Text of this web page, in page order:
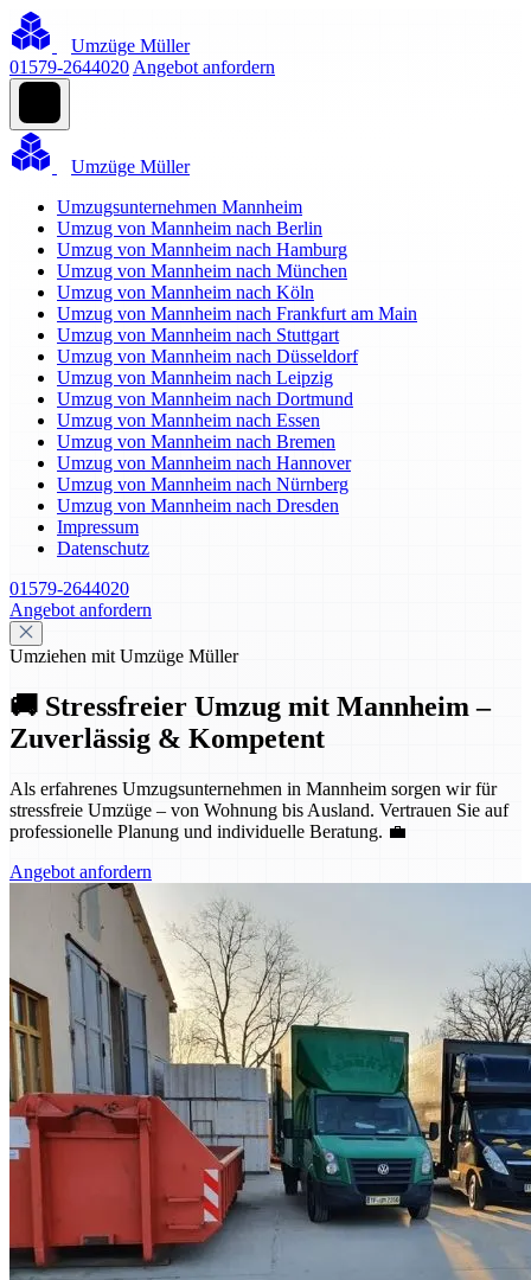
Umzüge Müller
01579-2644020 Angebot anfordern
Umzüge Müller
Umzugsunternehmen Mannheim
Umzug von Mannheim nach Berlin
Umzug von Mannheim nach Hamburg
Umzug von Mannheim nach München
Umzug von Mannheim nach Köln
Umzug von Mannheim nach Frankfurt am Main
Umzug von Mannheim nach Stuttgart
Umzug von Mannheim nach Düsseldorf
Umzug von Mannheim nach Leipzig
Umzug von Mannheim nach Dortmund
Umzug von Mannheim nach Essen
Umzug von Mannheim nach Bremen
Umzug von Mannheim nach Hannover
Umzug von Mannheim nach Nürnberg
Umzug von Mannheim nach Dresden
Impressum
Datenschutz
01579-2644020
Angebot anfordern
Umziehen mit Umzüge Müller
🚚 Stressfreier Umzug mit Mannheim –
Zuverlässig & Kompetent
Als erfahrenes Umzugsunternehmen in Mannheim sorgen wir für
stressfreie Umzüge – von Wohnung bis Ausland. Vertrauen Sie auf
professionelle Planung und individuelle Beratung. 💼
Angebot anfordern